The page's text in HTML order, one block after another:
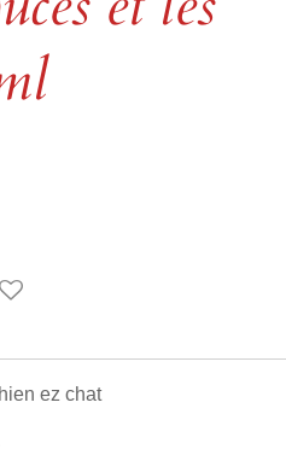
ez chat